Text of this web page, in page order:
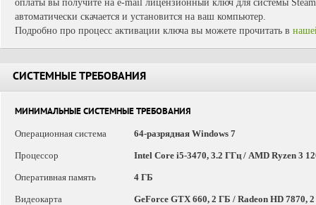
оплаты вы получите на e-mail лицензионный ключ для системы
автоматически скачается и установится на ваш компьютер.
Подробно про процесс активации ключа вы можете прочитать в
СИСТЕМНЫЕ ТРЕБОВАНИЯ
МИНИМАЛЬНЫЕ СИСТЕМНЫЕ ТРЕБОВАНИЯ
Операционная система
64-разрядная Windows 7
Процессор Intel Core i5-3470, 3.2 ГГц / AMD Ryzen 3
Оперативная память 4 ГБ
Видеокарта GeForce GTX 660, 2 ГБ / Radeon HD 7870,